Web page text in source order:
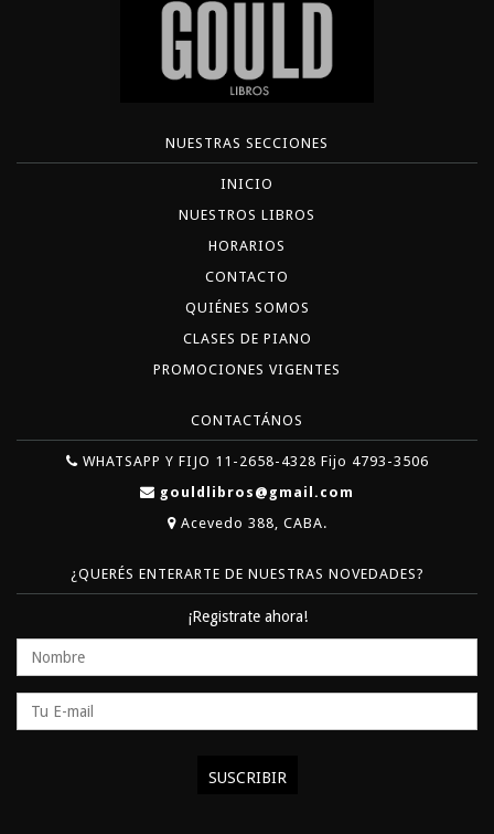
NUESTRAS SECCIONES
INICIO
NUESTROS LIBROS
HORARIOS
CONTACTO
QUIÉNES SOMOS
CLASES DE PIANO
PROMOCIONES VIGENTES
CONTACTÁNOS
WHATSAPP Y FIJO 11-2658-4328 Fijo 4793-3506
gouldlibros@gmail.com
Acevedo 388, CABA.
¿QUERÉS ENTERARTE DE NUESTRAS NOVEDADES?
¡Registrate ahora!